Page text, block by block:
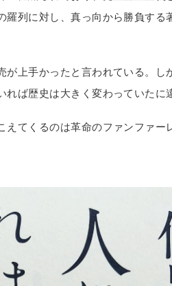
羅列に対し、真っ向から勝負する
上手かったと言われている。し
ば歴史は大きく変わっていたに
てくるのは革命のファンファー